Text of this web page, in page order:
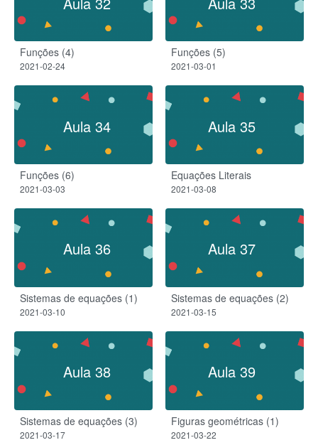
Funções (4)
2021-02-24
Funções (5)
2021-03-01
Aula 34
Funções (6)
2021-03-03
Aula 35
Equações Literais
2021-03-08
Aula 36
Sistemas de equações (1)
2021-03-10
Aula 37
Sistemas de equações (2)
2021-03-15
Aula 38
Sistemas de equações (3)
2021-03-17
Aula 39
Figuras geométricas (1)
2021-03-22